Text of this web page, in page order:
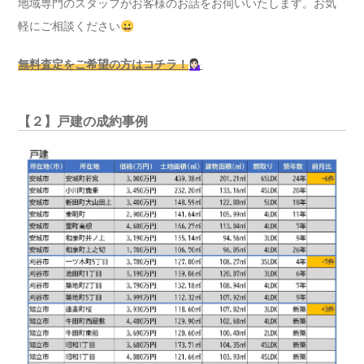
地域専門のスタッフがお客様のお話をお伺いいたします。お気
軽にご相談ください😀
無料査定をご希望の方はコチラ！💁🏻‍♀️
【２】戸建の成約事例